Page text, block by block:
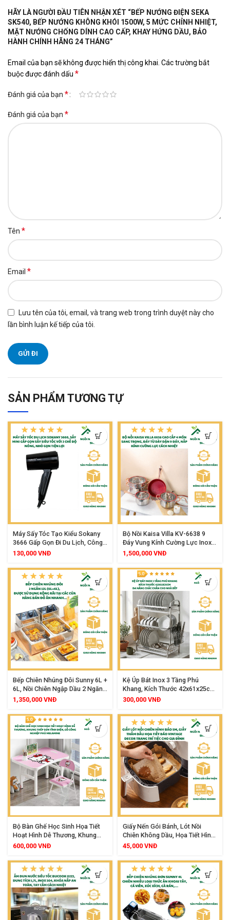
HÃY LÀ NGƯỜI ĐẦU TIÊN NHẬN XÉT “BẾP NƯỚNG ĐIỆN SEKA
SK540, BẾP NƯỚNG KHÔNG KHÓI 1500W, 5 MỨC CHỈNH NHIỆT,
MẶT NƯỚNG CHỐNG DÍNH CAO CẤP, KHAY HỨNG DẦU, BẢO
HÀNH CHÍNH HÃNG 24 THÁNG”
Email của bạn sẽ không được hiển thị công khai. Các trường bắt
buộc được đánh dấu *
Đánh giá của bạn *
Đánh giá của bạn *
Tên *
Email *
Lưu tên của tôi, email, và trang web trong trình duyệt này cho
lần bình luận kế tiếp của tôi.
SẢN PHẨM TƯƠNG TỰ
Máy Sấy Tóc Tạo Kiểu Sokany
3666 Gấp Gọn Đi Du Lịch, Công
Suất 1000W, Tạo Ion Âm Chăm
130,000 VNĐ
Bộ Nồi Kaisa Villa KV-6638 9
Đáy Vung Kính Cường Lực Inox
304 Kèm Chảo Chống Dính Sang
1,500,000 VNĐ
Bếp Chiên Nhúng Đôi Sunny 6L +
6L, Nồi Chiên Ngập Dầu 2 Ngăn
Công Suất Lớn Điều Chỉnh Nhiệt
1,350,000 VNĐ
Kệ Úp Bát Inox 3 Tầng Phú
Khang, Kích Thước 42x61x25cm,
Đa Năng Chắc Chắn Cho Nhà
300,000 VNĐ
Bộ Bàn Ghế Học Sinh Họa Tiết
Hoạt Hình Dễ Thương, Khung
Thép Sơn Tĩnh Điện, Gỗ Công
600,000 VNĐ
Giấy Nến Gói Bánh, Lót Nồi
Chiên Không Dầu, Họa Tiết Hình
Báo, Cuộn 5m x 30cm
45,000 VNĐ